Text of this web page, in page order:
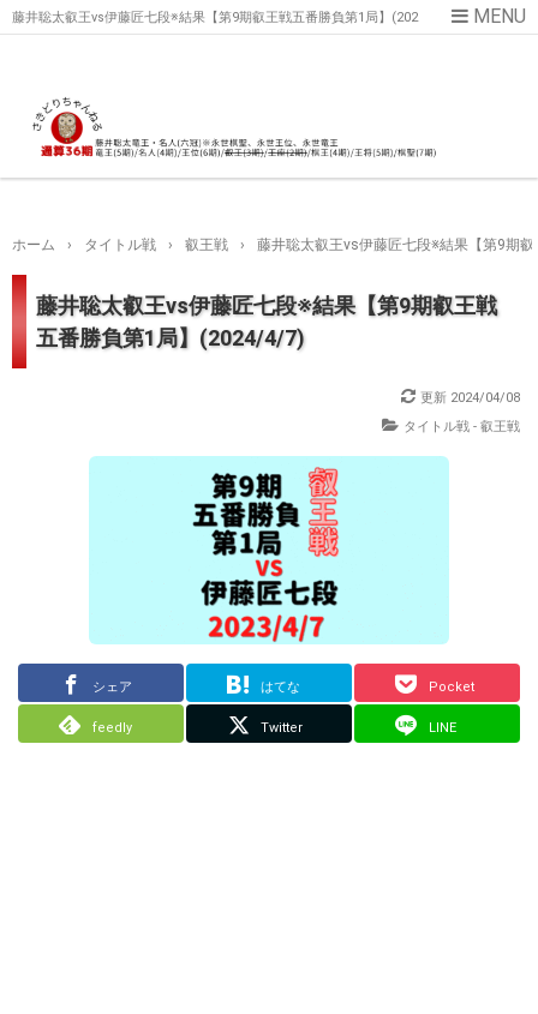
藤井聡太叡王vs伊藤匠七段※結果【第9期叡王戦五番勝負第1局】(202
ホーム › タイトル戦 › 叡王戦 › 藤井聡太叡王vs伊藤匠七段※結果【第9期
藤井聡太叡王vs伊藤匠七段※結果【第9期叡王戦
五番勝負第1局】(2024/4/7)
更新 2024/04/08
タイトル戦 - 叡王戦
シェア はてな Pocket
feedly Twitter LINE